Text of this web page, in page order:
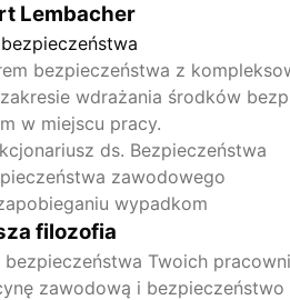
Lembacher
bezpieczeństwa z
wdrażania środków
w miejscu pracy.
ds. Bezpieczeństwa
zawodowego
wypadkom
filozofia
Twoich
zawodową i